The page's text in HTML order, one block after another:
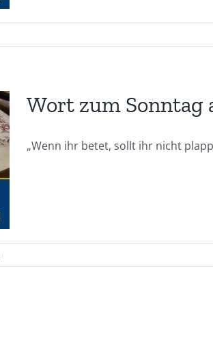
Wort zum Sonntag
„Wenn ihr betet, sollt ihr nicht